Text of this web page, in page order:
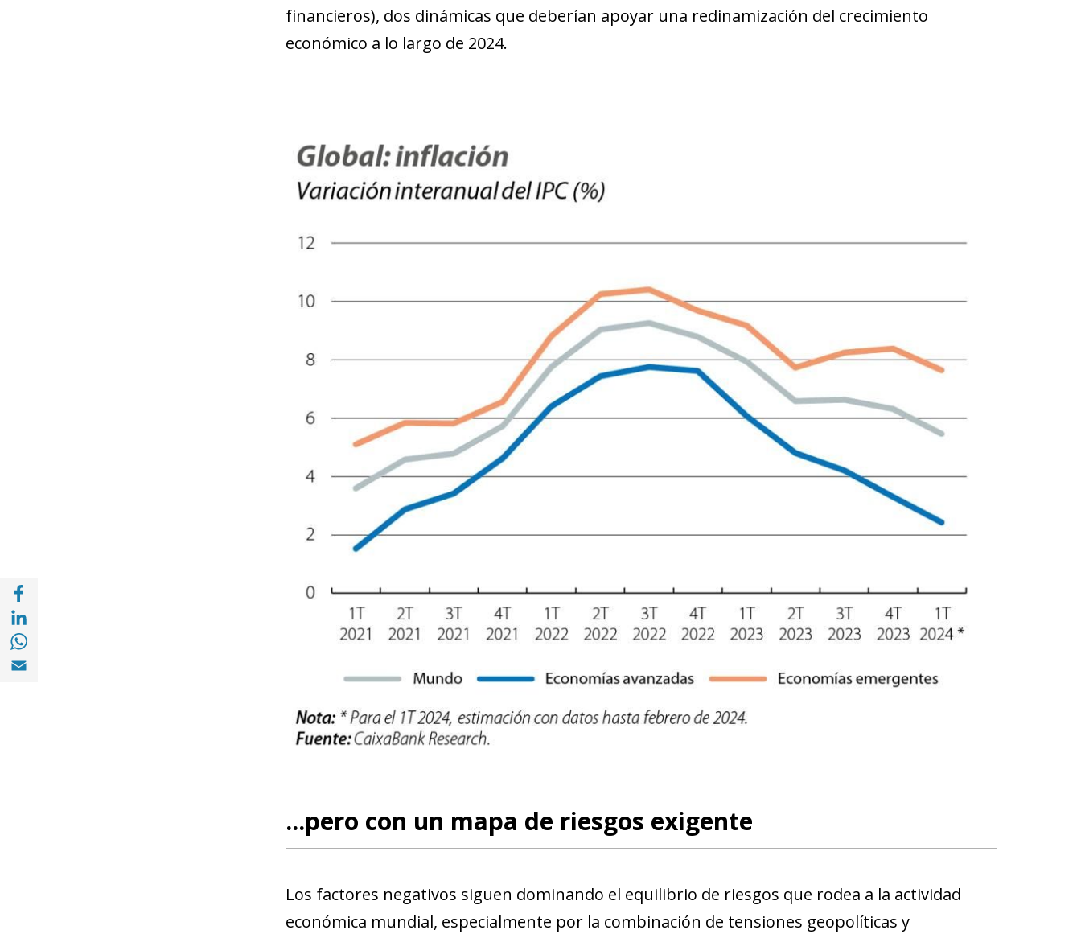
Compartir en Facebook (opens in a new window)
Compartir en with Linkedin (opens in a new window)
Compartir en with Whatsapp (opens in a new window)
financieros), dos dinámicas que deberían apoyar una redinamización del crecimiento
económico a lo largo de 2024.
...pero con un mapa de riesgos exigente
Los factores negativos siguen dominando el equilibrio de riesgos que rodea a la actividad
económica mundial, especialmente por la combinación de tensiones geopolíticas y